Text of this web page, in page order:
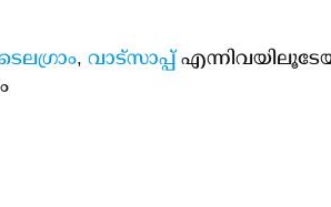
,വാട്‌സാപ്പ്